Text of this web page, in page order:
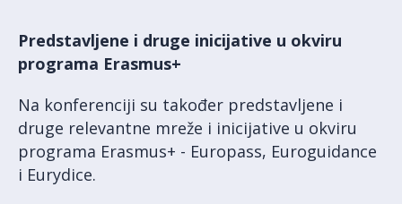
Predstavljene i druge inicijative u okviru
programa Erasmus+
Na konferenciji su također predstavljene i
druge relevantne mreže i inicijative u okviru
programa Erasmus+ - Europass, Euroguidance
i Eurydice.